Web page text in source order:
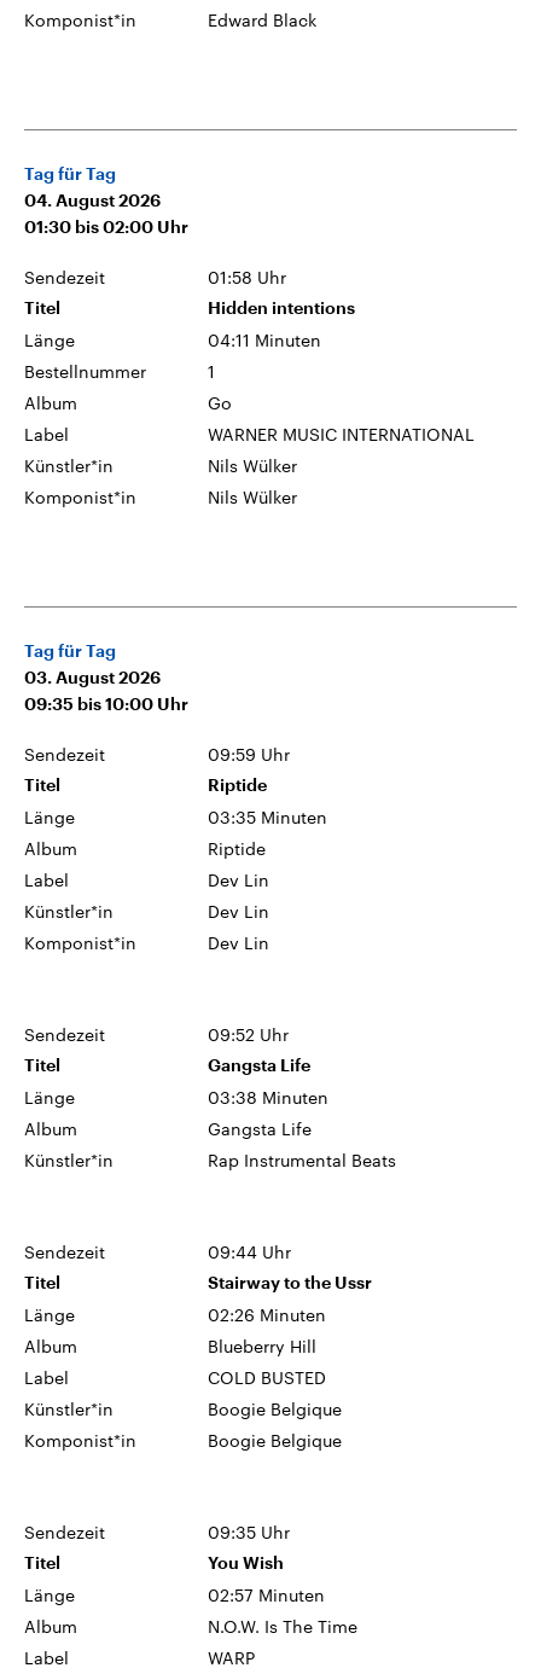
Komponist*in
Edward Black
Tag für Tag
04. August 2026
01:30 bis 02:00 Uhr
Sendezeit 01:58 Uhr
Titel Hidden intentions
Länge
04:11 Minuten
Bestellnummer
1
Album
Go
Label
WARNER MUSIC INTERNATIONAL
Künstler*in
Nils Wülker
Komponist*in
Nils Wülker
Tag für Tag
03. August 2026
09:35 bis 10:00 Uhr
Sendezeit 09:59 Uhr
Titel Riptide
Länge
03:35 Minuten
Album
Riptide
Label
Dev Lin
Künstler*in
Dev Lin
Komponist*in
Dev Lin
Sendezeit 09:52 Uhr
Titel Gangsta Life
Länge
03:38 Minuten
Album
Gangsta Life
Künstler*in
Rap Instrumental Beats
Sendezeit 09:44 Uhr
Titel Stairway to the Ussr
Länge
02:26 Minuten
Album
Blueberry Hill
Label
COLD BUSTED
Künstler*in
Boogie Belgique
Komponist*in
Boogie Belgique
Sendezeit 09:35 Uhr
Titel You Wish
Länge
02:57 Minuten
Album
N.O.W. Is The Time
Label
WARP